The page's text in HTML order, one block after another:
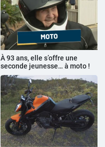
À 93 ans, elle s’offre une
seconde jeunesse… à moto !